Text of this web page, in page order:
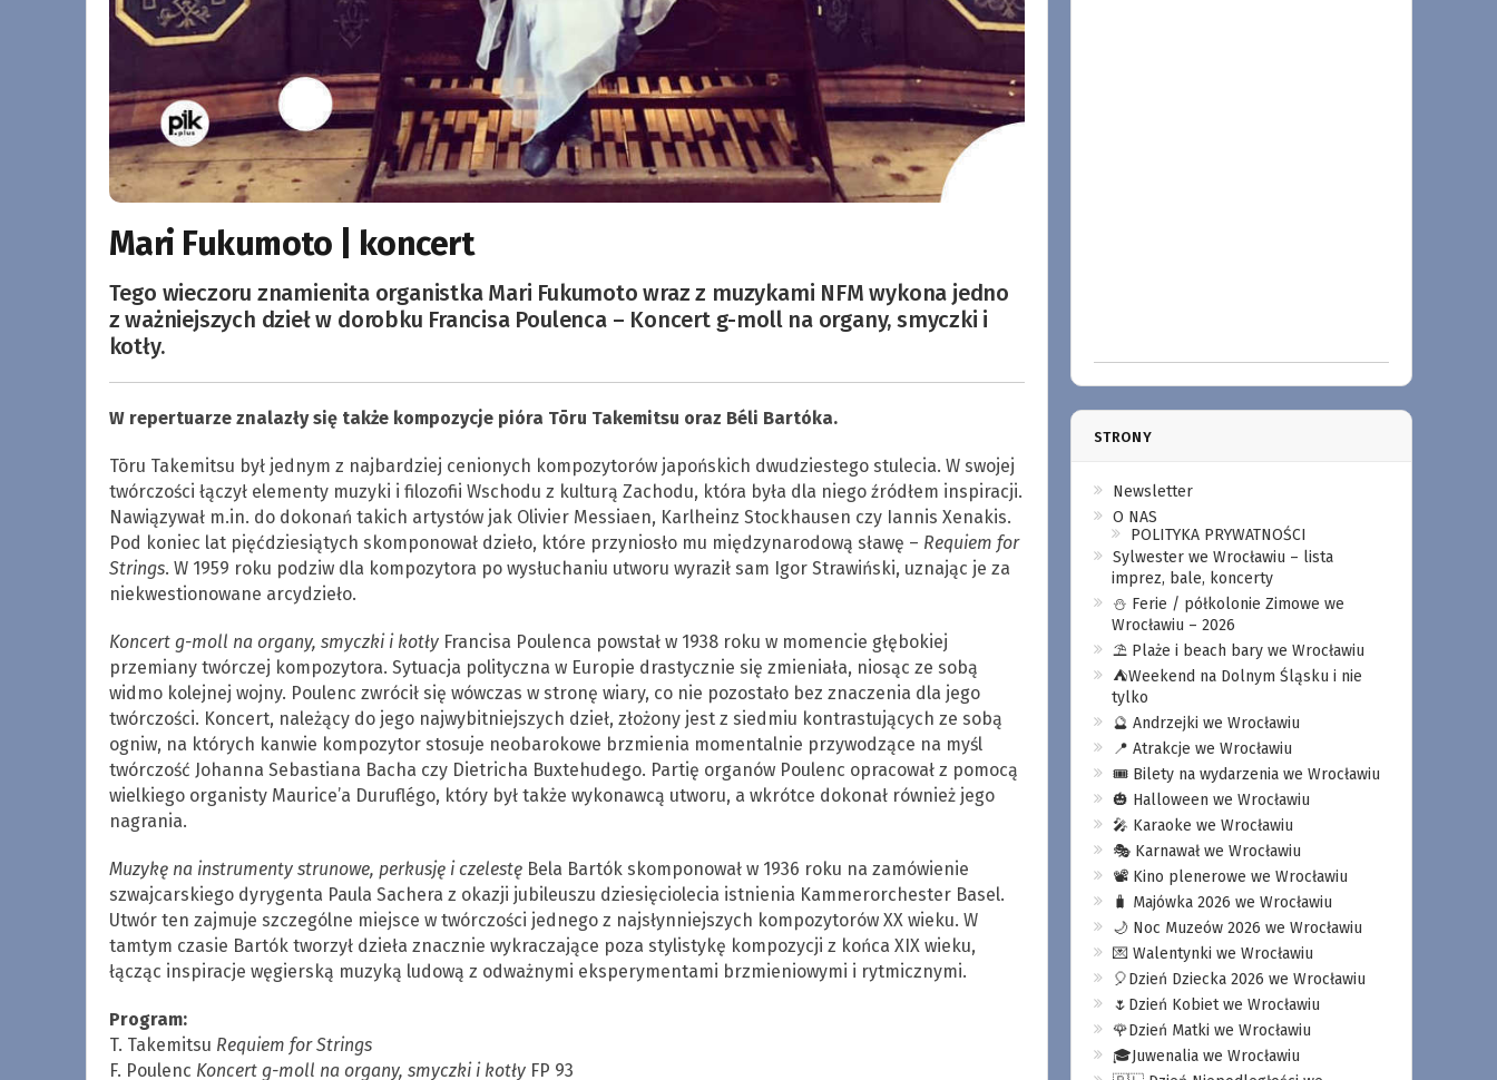
Mari Fukumoto | koncert
Tego wieczoru znamienita organistka Mari Fukumoto wraz z muzykami NFM wykona jedno
z ważniejszych dzieł w dorobku Francisa Poulenca – Koncert g-moll na organy, smyczki i
kotły.
W repertuarze znalazły się także kompozycje pióra Tōru Takemitsu oraz Béli Bartóka.
Tōru Takemitsu był jednym z najbardziej cenionych kompozytorów japońskich dwudziestego stulecia. W swojej
twórczości łączył elementy muzyki i filozofii Wschodu z kulturą Zachodu, która była dla niego źródłem inspiracji.
Nawiązywał m.in. do dokonań takich artystów jak Olivier Messiaen, Karlheinz Stockhausen czy Iannis Xenakis.
Pod koniec lat pięćdziesiątych skomponował dzieło, które przyniosło mu międzynarodową sławę – Requiem for
Strings. W 1959 roku podziw dla kompozytora po wysłuchaniu utworu wyraził sam Igor Strawiński, uznając je za
niekwestionowane arcydzieło.
Koncert g-moll na organy, smyczki i kotłyFrancisa Poulenca powstał w 1938 roku w momencie głębokiej
przemiany twórczej kompozytora. Sytuacja polityczna w Europie drastycznie się zmieniała, niosąc ze sobą
widmo kolejnej wojny. Poulenc zwrócił się wówczas w stronę wiary, co nie pozostało bez znaczenia dla jego
twórczości. Koncert, należący do jego najwybitniejszych dzieł, złożony jest z siedmiu kontrastujących ze sobą
ogniw, na których kanwie kompozytor stosuje neobarokowe brzmienia momentalnie przywodzące na myśl
twórczość Johanna Sebastiana Bacha czy Dietricha Buxtehudego. Partię organów Poulenc opracował z pomocą
wielkiego organisty Maurice’a Duruflégo, który był także wykonawcą utworu, a wkrótce dokonał również jego
nagrania.
Muzykę na instrumenty strunowe, perkusję i czelestęBela Bartók skomponował w 1936 roku na zamówienie
szwajcarskiego dyrygenta Paula Sachera z okazji jubileuszu dziesięciolecia istnienia Kammerorchester Basel.
Utwór ten zajmuje szczególne miejsce w twórczości jednego z najsłynniejszych kompozytorów XX wieku. W
tamtym czasie Bartók tworzył dzieła znacznie wykraczające poza stylistykę kompozycji z końca XIX wieku,
łącząc inspiracje węgierską muzyką ludową z odważnymi eksperymentami brzmieniowymi i rytmicznymi.
Program:
T. Takemitsu Requiem for Strings
F. Poulenc Koncert g-moll na organy, smyczki i kotłyFP 93
STRONY
Newsletter
O NAS
POLITYKA PRYWATNOŚCI
Sylwester we Wrocławiu – lista
imprez, bale, koncerty
⛄️ Ferie / półkolonie Zimowe we
Wrocławiu – 2026
⛱️ Plaże i beach bary we Wrocławiu
⛺️Weekend na Dolnym Śląsku i nie
tylko
🔮 Andrzejki we Wrocławiu
📍 Atrakcje we Wrocławiu
🎟️ Bilety na wydarzenia we Wrocławiu
🎃 Halloween we Wrocławiu
🎤 Karaoke we Wrocławiu
🎭 Karnawał we Wrocławiu
📽️ Kino plenerowe we Wrocławiu
🧳 Majówka 2026 we Wrocławiu
🌙 Noc Muzeów 2026 we Wrocławiu
💌 Walentynki we Wrocławiu
🎈Dzień Dziecka 2026 we Wrocławiu
🌷Dzień Kobiet we Wrocławiu
🌹Dzień Matki we Wrocławiu
🎓Juwenalia we Wrocławiu